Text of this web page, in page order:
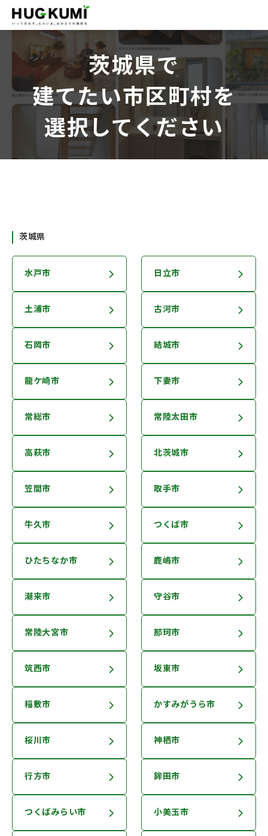
茨城県で
建てたい市区町村を
選択してください
茨城県
水戸市 日立市
土浦市 古河市
石岡市 結城市
龍ケ崎市 下妻市
常総市 常陸太田市
高萩市 北茨城市
笠間市 取手市
牛久市 つくば市
ひたちなか市 鹿嶋市
潮来市 守谷市
常陸大宮市 那珂市
筑西市 坂東市
稲敷市 かすみがうら市
桜川市 神栖市
行方市 鉾田市
つくばみらい市 小美玉市